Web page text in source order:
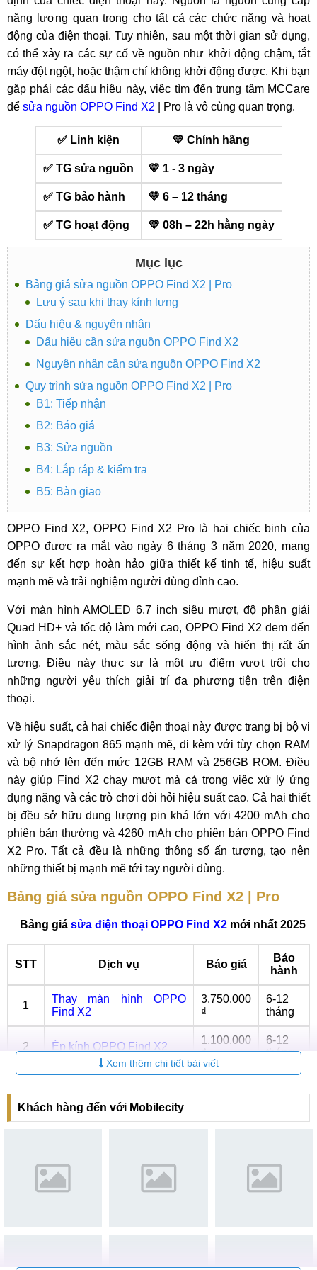
năng lượng quan trọng cho tất cả các chức năng và hoạt
động của điện thoại. Tuy nhiên, sau một thời gian sử dụng,
có thể xảy ra các sự cố về nguồn như khởi động chậm, tắt
máy đột ngột, hoặc thậm chí không khởi động được. Khi bạn
gặp phải các dấu hiệu này, việc tìm đến trung tâm MCCare
để sửa nguồn OPPO Find X2 | Pro là vô cùng quan trọng.
✅ Linh kiện 💛 Chính hãng
✅ TG sửa nguồn 💛 1 - 3 ngày
✅ TG bảo hành 💛 6 – 12 tháng
✅ TG hoạt động 💛 08h – 22h hằng ngày
Mục lục
Bảng giá sửa nguồn OPPO Find X2 | Pro
Lưu ý sau khi thay kính lưng
Dấu hiệu & nguyên nhân
Dấu hiệu cần sửa nguồn OPPO Find X2
Nguyên nhân cần sửa nguồn OPPO Find X2
Quy trình sửa nguồn OPPO Find X2 | Pro
B1: Tiếp nhận
B2: Báo giá
B3: Sửa nguồn
B4: Lắp ráp & kiểm tra
B5: Bàn giao
OPPO Find X2, OPPO Find X2 Pro là hai chiếc binh của
OPPO được ra mắt vào ngày 6 tháng 3 năm 2020, mang
đến sự kết hợp hoàn hảo giữa thiết kế tinh tế, hiệu suất
mạnh mẽ và trải nghiệm người dùng đỉnh cao.
Với màn hình AMOLED 6.7 inch siêu mượt, độ phân giải
Quad HD+ và tốc độ làm mới cao, OPPO Find X2 đem đến
hình ảnh sắc nét, màu sắc sống động và hiển thị rất ấn
tượng. Điều này thực sự là một ưu điểm vượt trội cho
những người yêu thích giải trí đa phương tiện trên điện
thoại.
Về hiệu suất, cả hai chiếc điện thoại này được trang bị bộ vi
xử lý Snapdragon 865 mạnh mẽ, đi kèm với tùy chọn RAM
và bộ nhớ lên đến mức 12GB RAM và 256GB ROM. Điều
này giúp Find X2 chạy mượt mà cả trong việc xử lý ứng
dụng nặng và các trò chơi đòi hỏi hiệu suất cao. Cả hai thiết
bị đều sở hữu dung lượng pin khá lớn với 4200 mAh cho
phiên bản thường và 4260 mAh cho phiên bản OPPO Find
X2 Pro. Tất cả đều là những thông số ấn tượng, tạo nên
những thiết bị mạnh mẽ tới tay người dùng.
Bảng giá sửa nguồn OPPO Find X2 | Pro
Bảng giá sửa điện thoại OPPO Find X2 mới nhất 2025
STT Dịch vụ Báo giá
Bảo
hành
1
Thay màn hình OPPO
Find X2
3.750.000
₫
6-12
tháng
2 Ép kính OPPO Find X2
1.100.000
₫
6-12
tháng
tháng
Thay mặt kính sau OPPO
6-12
Sửa nguồn OPPO Find X2
6-12
tháng
Xem thêm chi tiết bài viết
Khách hàng đến với Mobilecity